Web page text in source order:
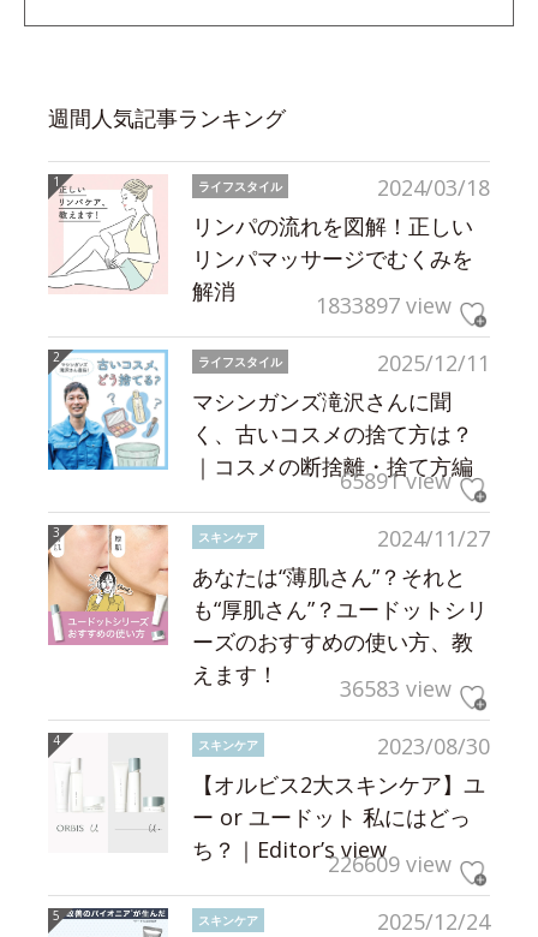
週間人気記事ランキング
2024/03/18
ライフスタイル
リンパの流れを図解！正しい
リンパマッサージでむくみを
解消
1833897 view
2025/12/11
ライフスタイル
マシンガンズ滝沢さんに聞
く、古いコスメの捨て方は？
｜コスメの断捨離・捨て方編
65891 view
2024/11/27
スキンケア
あなたは“薄肌さん”？それと
も“厚肌さん”？ユードットシリ
ーズのおすすめの使い方、教
えます！
36583 view
2023/08/30
スキンケア
【オルビス2大スキンケア】ユ
ー or ユードット 私にはどっ
ち？｜Editor’s view226609 view
2025/12/24
スキンケア